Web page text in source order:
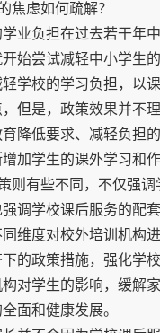
焦虑如何疏解？
业负担在过去若干年
始尝试减轻中小学生
学校的学习负担，以
但是，政策效果并不
降低要求、减轻负担
加学生的课外学习和作
则有些不同，不仅强
调学校课后服务的配
维度对校外培训机构
的政策措施，强化学
对学生的影响，缓解
面和健康发展。